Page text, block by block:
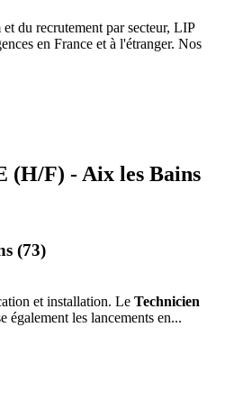
du recrutement par secteur, LIP
en France et à l'étranger. Nos
(H/F) - Aix les Bains
(73)
et installation. Le Technicien
également les lancements en...